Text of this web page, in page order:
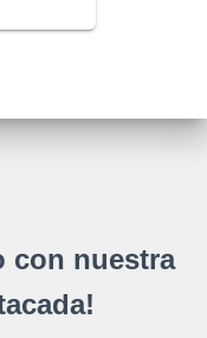
con nuestra